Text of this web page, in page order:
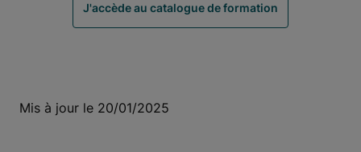
J'accède au catalogue de formation
Mis à jour le 20/01/2025